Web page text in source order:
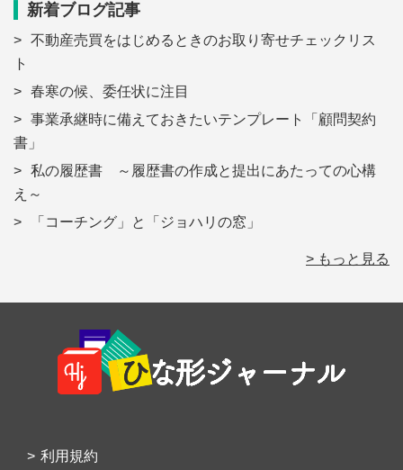
新着ブログ記事
不動産売買をはじめるときのお取り寄せチェックリス
ト
春寒の候、委任状に注目
事業承継時に備えておきたいテンプレート「顧問契約
書」
私の履歴書 ～履歴書の作成と提出にあたっての心構
え～
「コーチング」と「ジョハリの窓」
> もっと見る
Footer
利用規約